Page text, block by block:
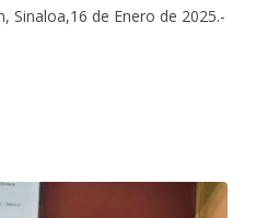
Sinaloa,16 de Enero de 2025.-